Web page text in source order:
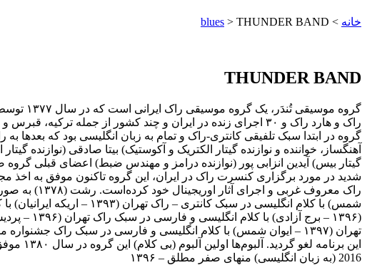
خانه >
blues > THUNDER BAND
THUNDER BAND
گروه
راک و هارد راک و ۳۰ اجرای زنده در ایران و چند کشور از
گروه در ابتدا سبک تلفیقی کانتری-راک و تمام به زبان انگلیسی بود که بعدها
آهنگساز، خواننده و نوازنده گیتار الکتریک و آکوستیک) بیتا صادقی (نوازنده
گیتار بیس) آیدین انزابی پور (نوازنده درامز و مهندس ضبط) اعضای قبلی
شدید در مورد برگزاری کنسرت راک در ایران، این گروه تاکنون موفق به اخذ
2016 (به زبان انگلیسی) منهای صفر مطلق – ۱۳۹۶